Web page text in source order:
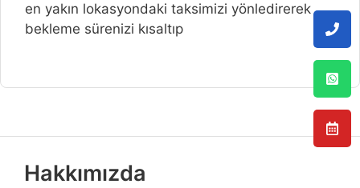
en yakın lokasyondaki taksimizi yönledirerek
bekleme sürenizi kısaltıp
Hakkımızda